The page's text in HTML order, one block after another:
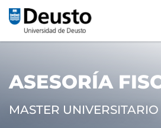
ASESORÍA
MASTER UNIVERSITARIO